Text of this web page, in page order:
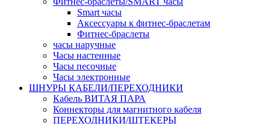
Smart часы
Аксессуары к фитнес-браслетам
Фитнес-браслеты
часы наручные
Часы настенные
Часы песочные
Часы электронные
ШНУРЫ КАБЕЛИ/ПЕРЕХОДНИКИ
Кабель ВИТАЯ ПАРА
Коннекторы для магнитного кабеля
ПЕРЕХОДНИКИ/ШТЕКЕРЫ